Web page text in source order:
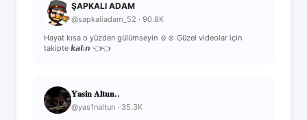
ŞAPKALI ADAM
@sapkaliadam_52 · 90.8K
Hayat kısa o yüzden gülümseyin ☺️☺️ Güzel videolar için
takipte 𝙠𝙖𝙡ı𝙣 👈👈
𝐘𝐚𝐬𝐢𝐧 𝐀𝐥𝐭𝐮𝐧..
@yas1naltun · 35.3K